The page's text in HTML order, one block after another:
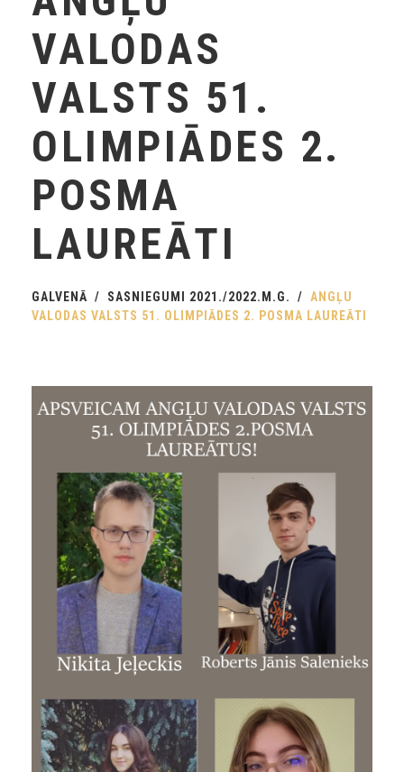
VALODAS
VALSTS 51.
OLIMPIĀDES 2.
POSMA
LAUREĀTI
GALVENĀ SASNIEGUMI 2021./2022.M.G.
ANGĻU
VALODAS VALSTS 51. OLIMPIĀDES 2. POSMA LAUREĀTI